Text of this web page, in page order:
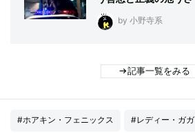
by 小野寺系
記事一覧をみる
#ホアキン・フェニックス #レディー・ガガ